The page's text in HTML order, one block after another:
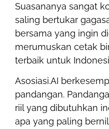
Suasananya sangat
saling bertukar
bersama yang ingin
merumuskan cetak
terbaik untuk
Asosiasi.AI
pandangan.
riil yang dibutuhkan
apa yang paling